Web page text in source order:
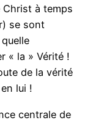
à temps
se sont
« la » Vérité !
de la vérité
lui !
centrale de